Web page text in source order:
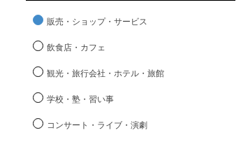
販売・ショップ・サービス
飲食店・カフェ
観光・旅行会社・ホテル・旅館
学校・塾・習い事
コンサート・ライブ・演劇